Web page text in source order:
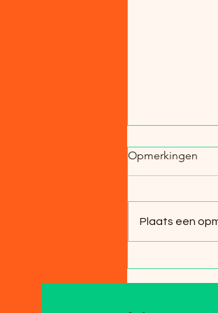
Opmerkingen
Plaats een